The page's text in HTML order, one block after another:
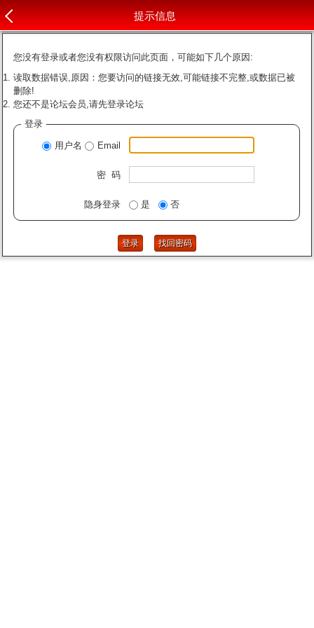
提示信息
您没有登录或者您没有权限访问此页面，可能如下几个原因:
读取数据错误,原因：您要访问的链接无效,可能链接不完整,或数据已被
删除!
您还不是论坛会员,请先登录论坛
登录
用户名 Email
密 码
隐身登录 是 否